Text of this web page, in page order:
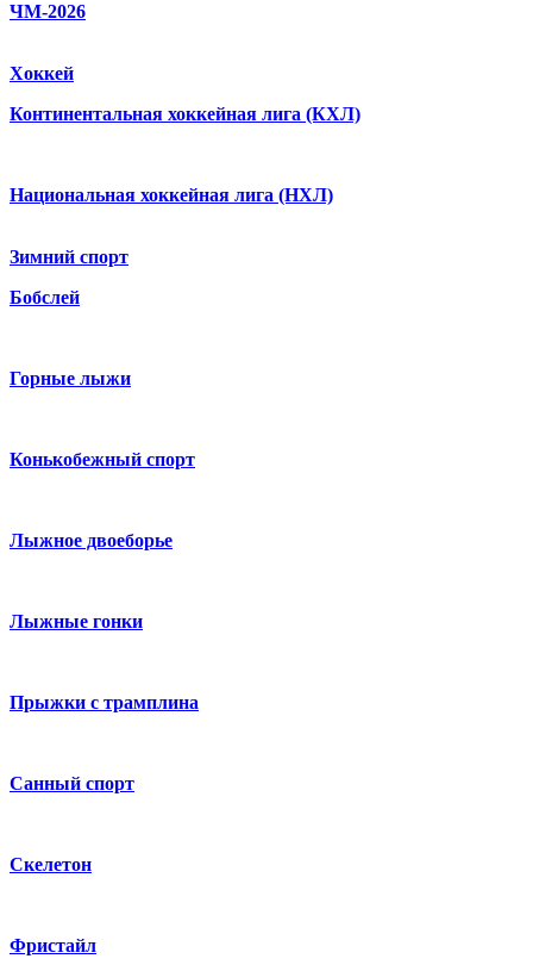
ЧМ-2026
Хоккей
Континентальная хоккейная лига (КХЛ)
Национальная хоккейная лига (НХЛ)
Зимний спорт
Бобслей
Горные лыжи
Конькобежный спорт
Лыжное двоеборье
Лыжные гонки
Прыжки с трамплина
Санный спорт
Скелетон
Фристайл